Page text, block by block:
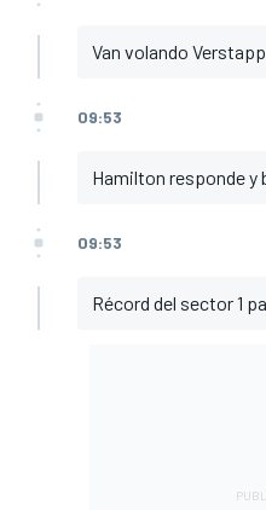
Van volando
09:53
Hamilton responde y
09:53
Récord del sector 1